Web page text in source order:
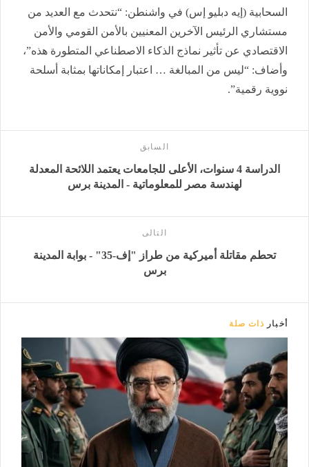
السحابية (إيه دبليو إس) في واشنطن: “نتحدث مع العديد من
مستشاري الرئيس الآخرين المعنيين بالأمن القومي والأمن
الاقتصادي عن تأثير نماذج الذكاء الاصطناعي المتطورة هذه”،
وأضاف: “ليس من المبالغة … اعتبار إمكاناتها بمثابة أسلحة
نووية رقمية”.
السابق
الدراسة 4 سنوات، الأعلى للجامعات يعتمد اللائحة المعدلة
لهندسة مصر للمعلوماتية - المدينة برس
التالى
تحطم مقاتلة أميركية من طراز "إف-35" - بوابة المدينة
برس
أخبار ذات صلة